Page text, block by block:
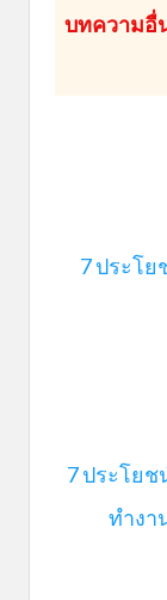
บทความอื่
7 ประโย
7 ประโย
ทำงา